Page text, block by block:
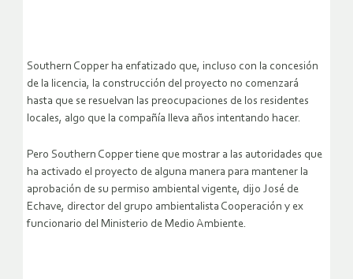
Southern Copper ha enfatizado que, incluso con la concesión
de la licencia, la construcción del proyecto no comenzará
hasta que se resuelvan las preocupaciones de los residentes
locales, algo que la compañía lleva años intentando hacer.
Pero Southern Copper tiene que mostrar a las autoridades que
ha activado el proyecto de alguna manera para mantener la
aprobación de su permiso ambiental vigente, dijo José de
Echave, director del grupo ambientalista Cooperación y ex
funcionario del Ministerio de Medio Ambiente.